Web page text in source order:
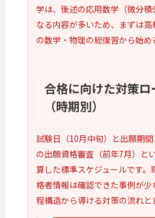
学は、後述の応用数学（微分
なる内容が多いため、まずは
の数学・物理の総復習から始め
合格に向けた対策ロ
（時期別）
試験日（10月中旬）と出願期
の出願資格審査（前年7月）と
算した標準スケジュールです。
格者情報は確認できた事例が少
程構造から導ける対策の流れと